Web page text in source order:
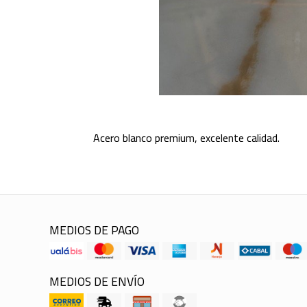
Acero blanco premium, excelente calidad.
MEDIOS DE PAGO
MEDIOS DE ENVÍO